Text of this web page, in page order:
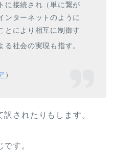
に接続され（単に繋が
ンターネットのように
とにより相互に制御す
る社会の実現も指す。
）
訳されたりもします。
す。